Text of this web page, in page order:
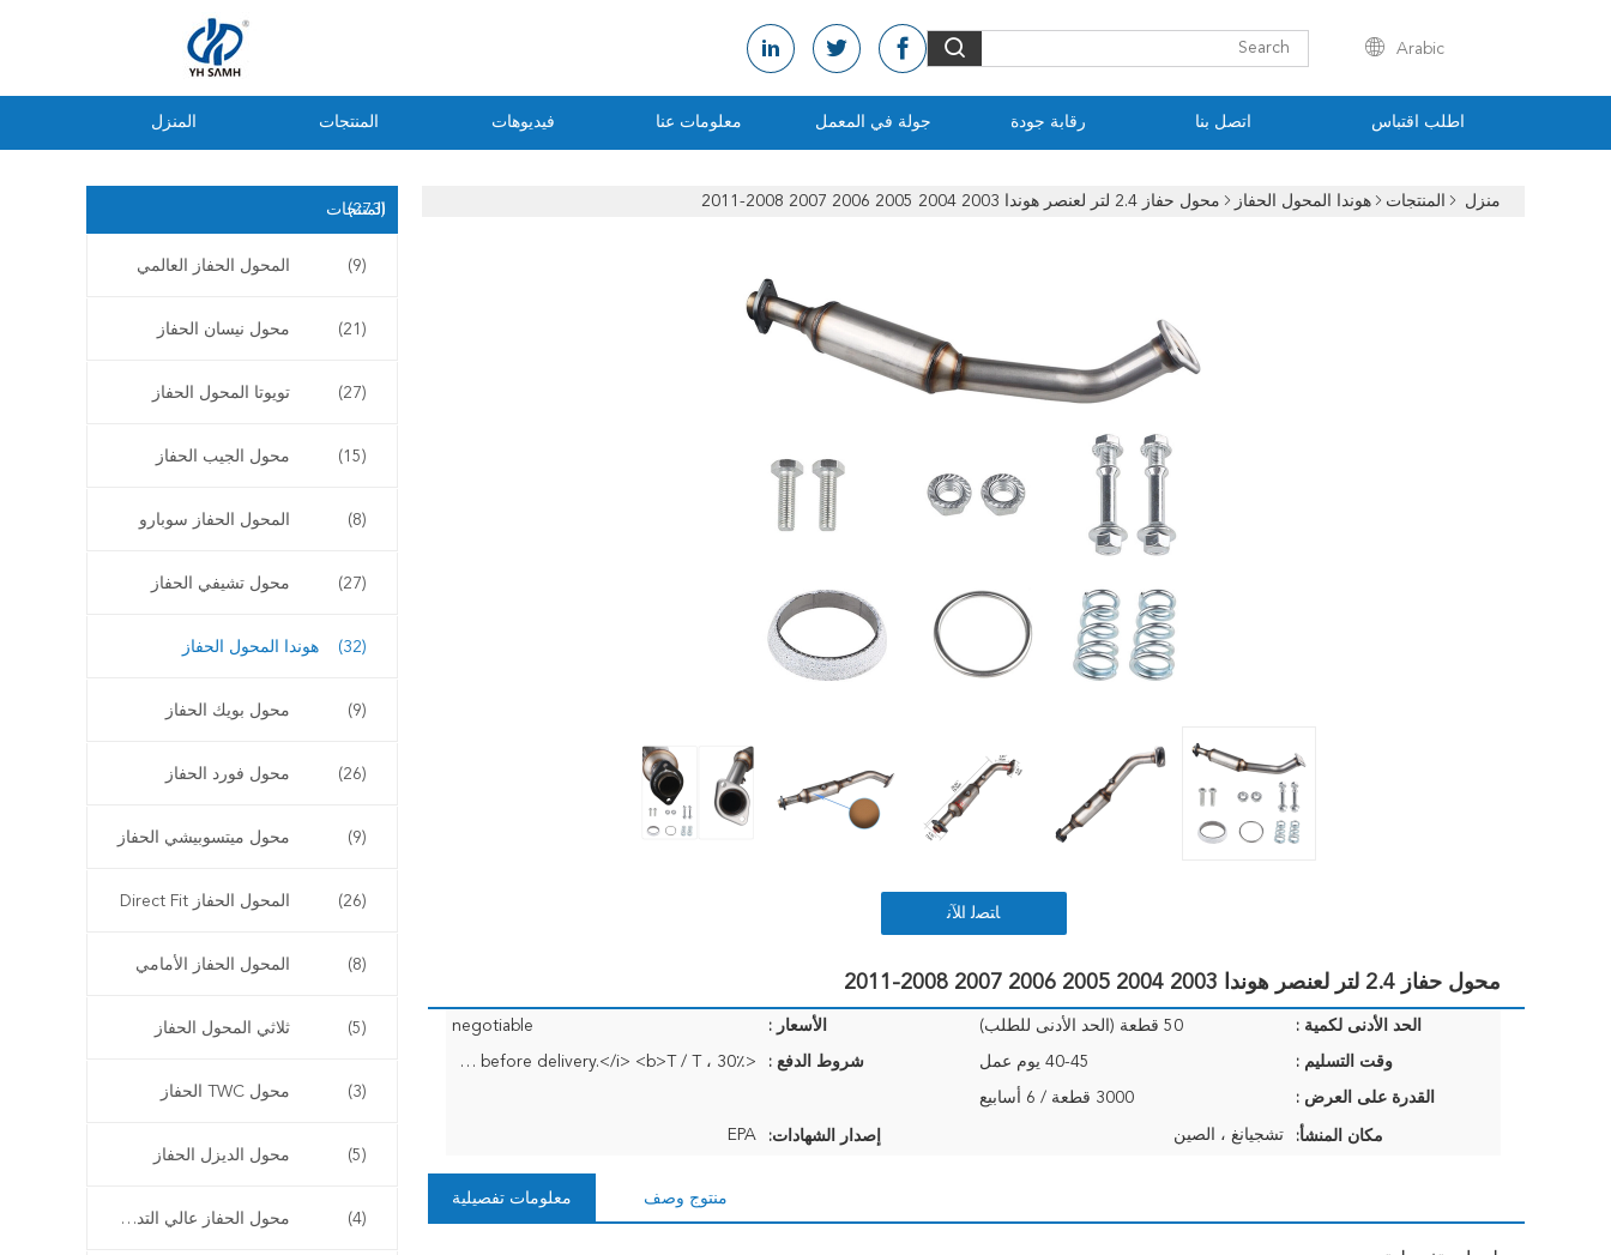
Arabic
المنزل المنتجات فيديوهات معلومات عنا جولة في المعمل رقابة جودة اتصل بنا اطلب اقتباس
المنتجات(273)
المحول الحفاز العالمي (9)
محول نيسان الحفاز (21)
تويوتا المحول الحفاز (27)
محول الجيب الحفاز (15)
المحول الحفاز سوبارو (8)
محول تشيفي الحفاز (27)
هوندا المحول الحفاز (32)
محول بويك الحفاز (9)
محول فورد الحفاز (26)
محول ميتسوبيشي الحفاز (9)
المحول الحفاز Direct Fit (26)
المحول الحفاز الأمامي (8)
ثلاثي المحول الحفاز (5)
محول TWC الحفاز (3)
محول الديزل الحفاز (5)
محول الحفاز عالي التدفق (4)
منزل المنتجات هوندا المحول الحفاز محول حفاز 2.4 لتر لعنصر هوندا 2003 2004 2005 2006 2007 2008-2011
ﺎﺘﺼﻟ ﺍﻶﻧ
محول حفاز 2.4 لتر لعنصر هوندا 2003 2004 2005 2006 2007 2008-2011
الحد الأدنى لكمية : 50 قطعة (الحد الأدنى للطلب) الأسعار : negotiable
وقت التسليم : 40-45 يوم عمل شروط الدفع : <i>T/T,30% as deposit, and 70% before delivery.</i> <b>T / T ، 30٪ كوديعة ، و 70٪ قبل التسليم.</b> <
القدرة على العرض : 3000 قطعة / 6 أسابيع
مكان المنشأ: تشجيانغ ، الصين إصدار الشهادات: EPA
معلومات تفصيلية منتوج وصف